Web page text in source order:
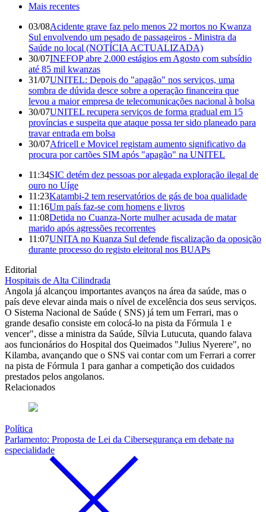
Mais recentes
03/08Acidente grave faz pelo menos 22 mortos no Kwanza
Sul envolvendo um pesado de passageiros - Ministra da
Saúde no local (NOTÍCIA ACTUALIZADA)
30/07INEFOP abre 2.000 estágios em Agosto com subsídio
até 85 mil kwanzas
31/07UNITEL: Depois do "apagão" nos serviços, uma
sombra de dúvida desce sobre a operação financeira que
levou a maior empresa de telecomunicações nacional à bolsa
30/07UNITEL recupera serviços de forma gradual em 15
províncias e suspeita que ataque possa ter sido planeado para
travar entrada em bolsa
30/07Africell e Movicel registam aumento significativo da
procura por cartões SIM após "apagão" na UNITEL
11:34SIC detém dez pessoas por alegada exploração ilegal de
ouro no Uíge
11:23Katambi-2 tem reservatórios de gás de boa qualidade
11:16Um país faz-se com homens e livros
11:08Detida no Cuanza-Norte mulher acusada de matar
marido após agressões recorrentes
11:07UNITA no Kuanza Sul defende fiscalização da oposição
durante processo do registo eleitoral nos BUAPs
Editorial
Hospitais de Alta Cilindrada
Angola já alcançou importantes avanços na área da saúde, mas o
país deve elevar ainda mais o nível de excelência dos seus serviços.
O Sistema Nacional de Saúde ( SNS) já tem um Ferrari, mas o
grande desafio consiste em colocá-lo na pista da Fórmula 1 e
vencer", disse a ministra da Saúde, Sílvia Lutucuta, quando falava
aos funcionários do Hospital dos Queimados "Julius Nyerere", no
Kilamba, avançando que o SNS vai contar com um Ferrari a correr
na pista de Fórmula 1 para ganhar a competição dos cuidados
prestados pelos angolanos.
Relacionados
Política
Parlamento: Proposta de Lei da Cibersegurança em debate na
especialidade